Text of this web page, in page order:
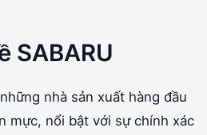
SABARU
nhà sản xuất hàng đầu
mực, nổi bật với sự chính xác